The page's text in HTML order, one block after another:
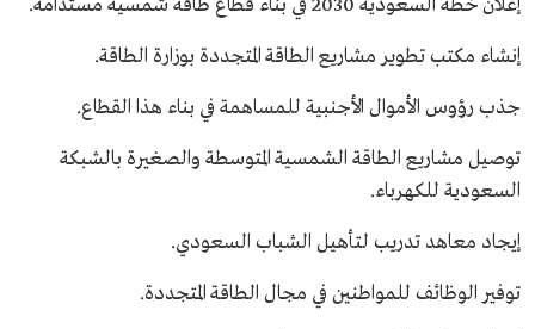
إعلان خطة السعودية 2030 في بناء قطاع طاقة شمسية مستدامة.
إنشاء مكتب تطوير مشاريع الطاقة المتجددة بوزارة الطاقة.
جذب رؤوس الأموال الأجنبية للمساهمة في بناء هذا القطاع.
توصيل مشاريع الطاقة الشمسية المتوسطة والصغيرة بالشبكة
السعودية للكهرباء.
إيجاد معاهد تدريب لتأهيل الشباب السعودي.
توفير الوظائف للمواطنين في مجال الطاقة المتجددة.